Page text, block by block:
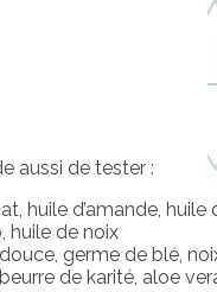
aussi de tester :
huile d’amande,
huile de noix
germe de blé,
de karité, aloe